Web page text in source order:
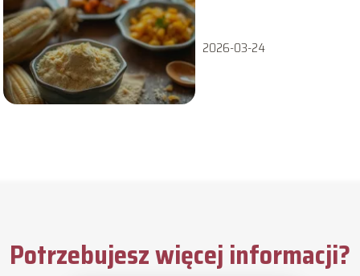
2026-03-24
Potrzebujesz więcej informacji?